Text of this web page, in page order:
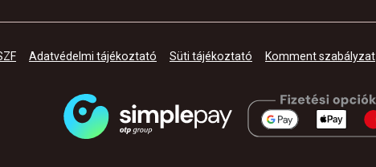
Adatvédelmi tájékoztató Süti tájékoztató Komment szabályzat